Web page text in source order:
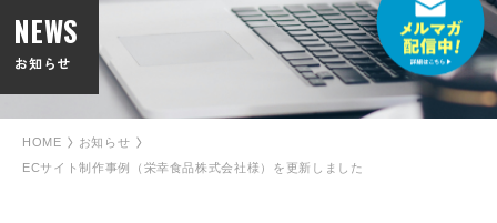
NEWS
お知らせ
HOME
お知らせ
ECサイト制作事例（栄幸食品株式会社様）を更新しました